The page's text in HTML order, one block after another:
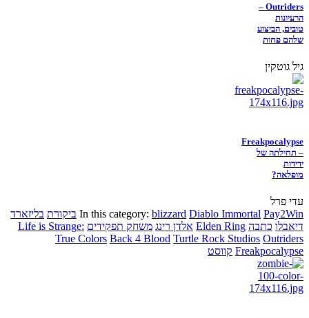
Outriders –
הרעיונות
טובים, הביצוע
שלהם פחות
גיל גוטקין
Freakpocalypse
– תחילתה של
ידידות
מופלאה?
עדי פרל
In this category: blizzard Diablo Immortal Pay2Win ביקורת בליזארד
דיאבלו כתבה Elden Ring אלדן רינג משחק תפקידים Life is Strange:
True Colors Back 4 Blood Turtle Rock Studios Outriders
Freakpocalypse קווסט